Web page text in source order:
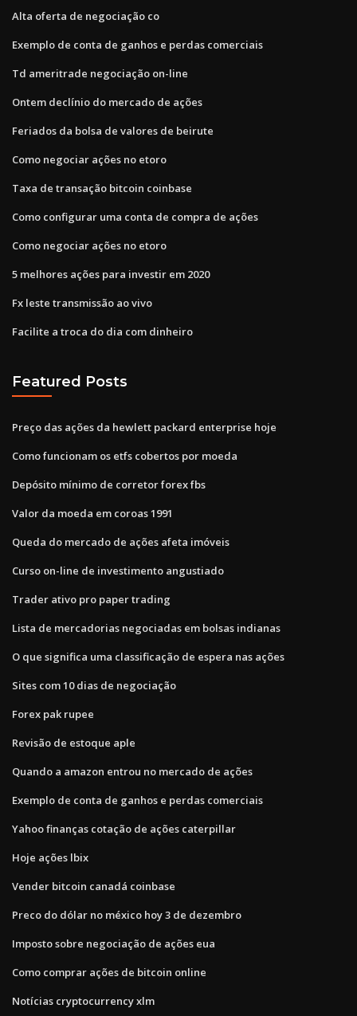
Alta oferta de negociação co
Exemplo de conta de ganhos e perdas comerciais
Td ameritrade negociação on-line
Ontem declínio do mercado de ações
Feriados da bolsa de valores de beirute
Como negociar ações no etoro
Taxa de transação bitcoin coinbase
Como configurar uma conta de compra de ações
Como negociar ações no etoro
5 melhores ações para investir em 2020
Fx leste transmissão ao vivo
Facilite a troca do dia com dinheiro
Featured Posts
Preço das ações da hewlett packard enterprise hoje
Como funcionam os etfs cobertos por moeda
Depósito mínimo de corretor forex fbs
Valor da moeda em coroas 1991
Queda do mercado de ações afeta imóveis
Curso on-line de investimento angustiado
Trader ativo pro paper trading
Lista de mercadorias negociadas em bolsas indianas
O que significa uma classificação de espera nas ações
Sites com 10 dias de negociação
Forex pak rupee
Revisão de estoque aple
Quando a amazon entrou no mercado de ações
Exemplo de conta de ganhos e perdas comerciais
Yahoo finanças cotação de ações caterpillar
Hoje ações lbix
Vender bitcoin canadá coinbase
Preco do dólar no méxico hoy 3 de dezembro
Imposto sobre negociação de ações eua
Como comprar ações de bitcoin online
Notícias cryptocurrency xlm